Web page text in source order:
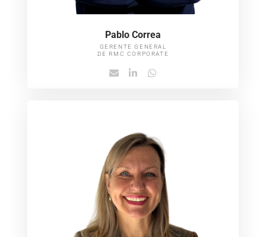
Pablo Correa
GERENTE GENERAL​
DE RMC CORPORATE